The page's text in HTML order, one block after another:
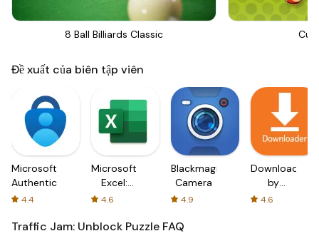
8 Ball Billiards Classic Cut
Đề xuất của biên tập viên
Microsoft
Authenticator
4.4
Microsoft
Excel:
Spreadsheets
4.6
Blackmagic
Camera
4.9
Downloader
by
AFTVnews
4.6
Traffic Jam: Unblock Puzzle FAQ